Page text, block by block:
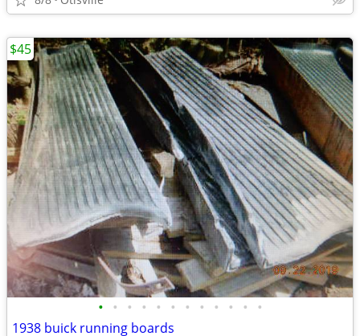
• • • • • • • • • • • •
1938 buick running boards
$45